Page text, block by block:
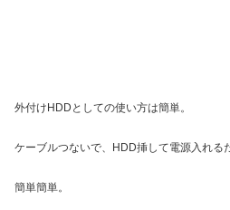
外付けHDDとしての使い方は簡単。
ケーブルつないで、HDD挿して電源入れる
簡単簡単。